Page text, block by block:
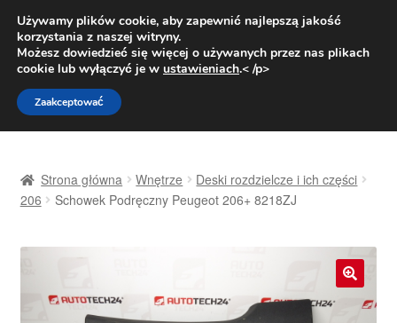
DOSTAWA od 31 zł
Pn.-pt. 9:00-16:00800 003 167
Przejdź
do
nawigacji
Przejdź
do
treści
Dostawa
Strona główna Wnętrze
Deski rozdzielcze i ich części
206
Schowek Podręczny Peugeot 206+ 8218ZJ
Używamy plików cookie, aby zapewnić najlepszą jakość
korzystania z naszej witryny.
Możesz dowiedzieć się więcej o używanych przez nas plikach
cookie lub wyłączyć je w ustawieniach.< /p>
Zaakceptować